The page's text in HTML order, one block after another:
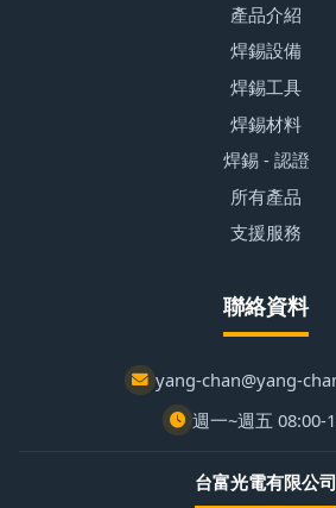
產品介紹
焊錫設備
焊錫工具
焊錫材料
焊錫 - 認證
所有產品
支援服務
聯絡資料
yang-chan@yang-
週一~週五 08:00-
台富光電有限公司